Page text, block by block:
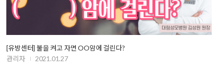
[유방센터] 불을 켜고 자면 OO암에 걸린다?
관리자
2021.01.27